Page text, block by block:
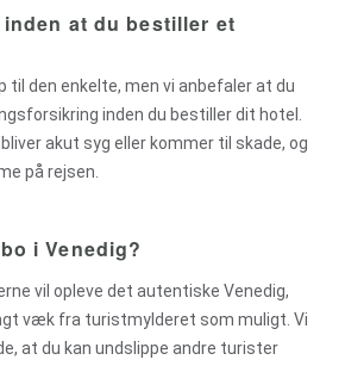
at du bestiller et
til den enkelte, men vi anbefaler at du
inden du bestiller dit hotel.
akut syg eller kommer til skade, og
på rejsen.
i Venedig?
vil opleve det autentiske Venedig,
væk fra turistmylderet som muligt. Vi
at du kan undslippe andre turister